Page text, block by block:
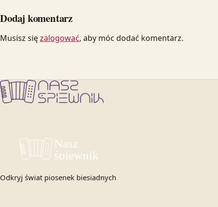
Dodaj komentarz
Musisz sięzalogować, aby móc dodać komentarz.
Odkryj świat piosenek biesiadnych